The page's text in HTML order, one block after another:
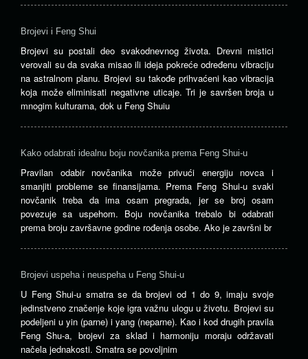
Brojevi i Feng Shui
Brojevi su postali deo svakodnevnog života. Drevni mistici
verovali su da svaka misao ili ideja pokreće određenu vibraciju
na astralnom planu. Brojevi su takođe prihvaćeni kao vibracija
koja može eliminisati negativne uticaje. Tri je savršen broja u
mnogim kulturama, dok u Feng Shuiu
Kako odabrati idealnu boju novčanika prema Feng Shui-u
Pravilan odabir novčanika može privući energiju novca i
smanjiti probleme se finansijama. Prema Feng Shui-u svaki
novčanik treba da ima osam pregrada, jer se broj osam
povezuje sa uspehom. Boju novčanika trebalo bi odabrati
prema broju završavne godine rođenja osobe. Ako je završni br
Brojevi uspeha i neuspeha u Feng Shui-u
U Feng Shui-u smatra se da brojevi od 1 do 9, imaju svoje
jedinstveno značenje koje igra važnu ulogu u životu. Brojevi su
podeljeni u yin (parne) i yang (neparne). Kao i kod drugih pravila
Feng Shu-a, brojevi za sklad i harmoniju moraju održavati
načela jednakosti. Smatra se povoljnim